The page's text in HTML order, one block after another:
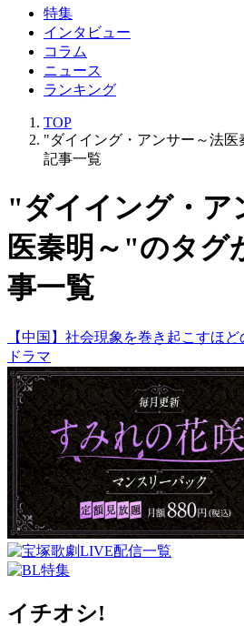
特集
インタビュー
コラム
ニュース
ランキング
TOP
"ダイイング・アンサー～法
記事一覧
"ダイイング・ア
医秦明～"のタグ
事一覧
【中国】社会現象を巻き起こすほ
ドラマ
イチオシ!